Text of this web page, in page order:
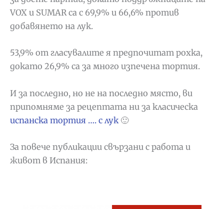
VOX и SUMAR са с 69,9% и 66,6% против
добавянето на лук.
53,9% от гласувалите я предпочитат рохка,
докато 26,9% са за много изпечена тортия.
И за последно, но не на последно място, ви
припомняме за рецептата ни за класическа
испанска тортия …. с лук 🙂
За повече публикации свързани с работа и
живот в Испания: